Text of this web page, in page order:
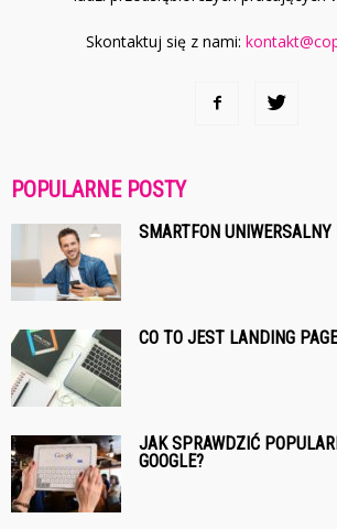
Skontaktuj się z nami:
POPULARNE POSTY
SMARTFON
CO TO JEST LANDING
JAK SPRAWDZIĆ
GOOGLE?